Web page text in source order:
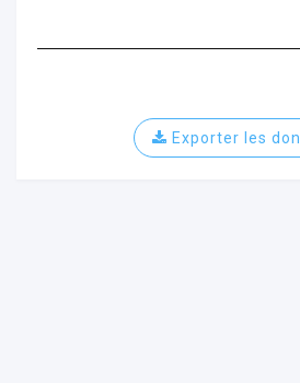
Exporter les